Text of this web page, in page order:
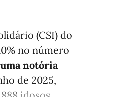
(CSI) do
no número
uma notória
de 2025,